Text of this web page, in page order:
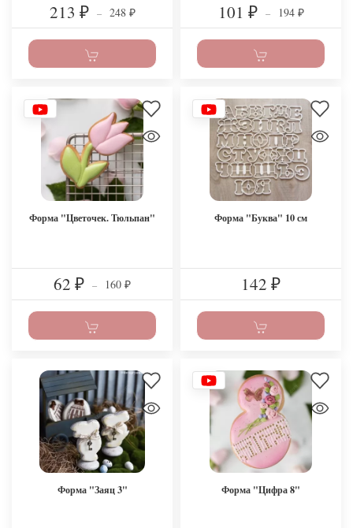
213 ₽ – 248 ₽ 101 ₽ – 194 ₽
Форма "Цветочек. Тюльпан"
62 ₽ – 160 ₽
Форма "Буква" 10 см
142 ₽
Форма "Заяц 3" Форма "Цифра 8"